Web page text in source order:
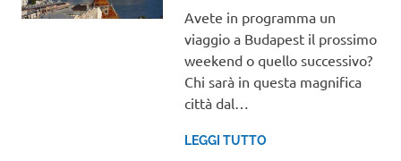
Avete in programma un
viaggio a Budapest il prossimo
weekend o quello successivo?
Chi sarà in questa magnifica
città dal…
LEGGI TUTTO